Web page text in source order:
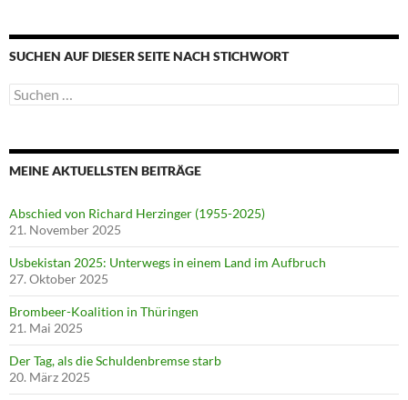
SUCHEN AUF DIESER SEITE NACH STICHWORT
Suche
nach:
MEINE AKTUELLSTEN BEITRÄGE
Abschied von Richard Herzinger (1955-2025)
21. November 2025
Usbekistan 2025: Unterwegs in einem Land im Aufbruch
27. Oktober 2025
Brombeer-Koalition in Thüringen
21. Mai 2025
Der Tag, als die Schuldenbremse starb
20. März 2025